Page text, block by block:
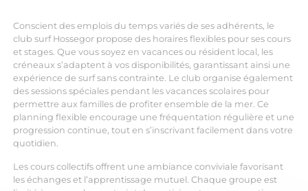
Conscient des emplois du temps variés de ses adhérents, le
club surf Hossegor propose des horaires flexibles pour ses cours
et stages. Que vous soyez en vacances ou résident local, les
créneaux s’adaptent à vos disponibilités, garantissant ainsi une
expérience de surf sans contrainte. Le club organise également
des sessions spéciales pendant les vacances scolaires pour
permettre aux familles de profiter ensemble de la mer. Ce
planning flexible encourage une fréquentation régulière et une
progression continue, tout en s’inscrivant facilement dans votre
quotidien.
Les cours collectifs offrent une ambiance conviviale favorisant
les échanges et l’apprentissage mutuel. Chaque groupe est